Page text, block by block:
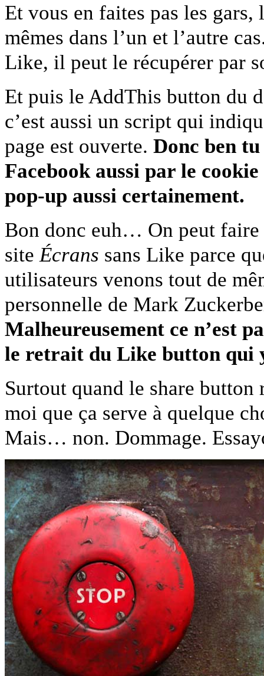
Et vous en faites pas les
mêmes dans l’un et l’autre
Like, il peut le récupérer par
Et puis le AddThis button du
c’est aussi un script qui
page est ouverte. Donc ben
Facebook aussi par le
pop-up aussi certainement.
Bon donc euh… On peut faire
siteÉcrans sans Like parce
utilisateurs venons tout de
personnelle de Mark
Malheureusement ce n’est
le retrait du Like button qui
Surtout quand le share button
moi que ça serve à quelque
Mais… non. Dommage.